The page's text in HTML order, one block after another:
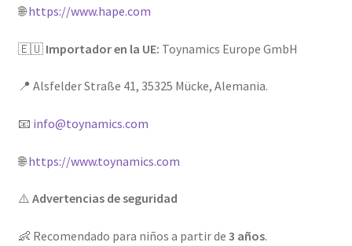
🌐https://www.hape.com
🇪🇺 Importador en la UE: Toynamics Europe GmbH
📍 Alsfelder Straße 41, 35325 Mücke, Alemania.
📧 info@toynamics.com
🌐https://www.toynamics.com
⚠️ Advertencias de seguridad
👶 Recomendado para niños a partir de 3 años.